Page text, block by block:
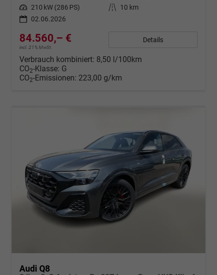
Leistung 210 kW (286 PS) Kilometerstand
10 km
02.06.2026
84.560,– €
incl. 21% MwSt.
Details
Verbrauch kombiniert: 8,50 l/100km
CO2-Klasse: G
CO2-Emissionen: 223,00 g/km
Audi Q8